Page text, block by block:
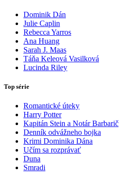
Dominik Dán
Julie Caplin
Rebecca Yarros
Ana Huang
Sarah J. Maas
Táňa Keleová Vasilková
Lucinda Riley
Top série
Romantické úteky
Harry Potter
Kapitán Stein a Notár Barbarič
Denník odvážneho bojka
Krimi Dominika Dána
Učím sa rozprávať
Duna
Smradi